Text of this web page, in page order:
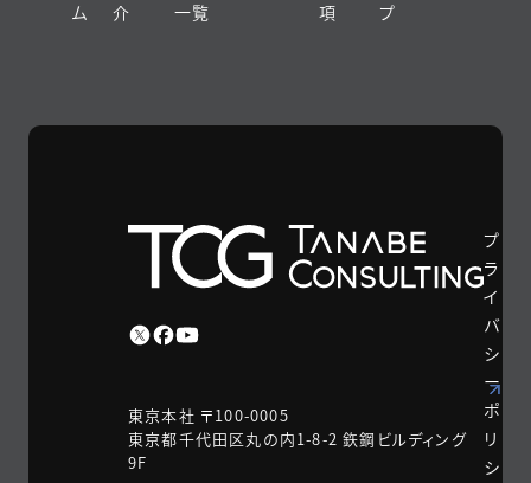
ム
介
一覧
項
プ
東京本社 〒100-0005
東京都千代田区丸の内1-8-2 鉃鋼ビルディング
9F
プ
ラ
イ
バ
シ
ー
ポ
リ
シ